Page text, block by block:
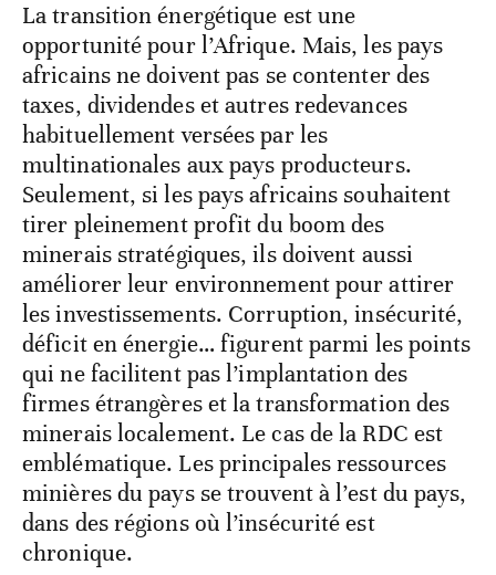
La transition énergétique est une
opportunité pour l’Afrique. Mais, les pays
africains ne doivent pas se contenter des
taxes, dividendes et autres redevances
habituellement versées par les
multinationales aux pays producteurs.
Seulement, si les pays africains souhaitent
tirer pleinement profit du boom des
minerais stratégiques, ils doivent aussi
améliorer leur environnement pour attirer
les investissements. Corruption, insécurité,
déficit en énergie… figurent parmi les points
qui ne facilitent pas l’implantation des
firmes étrangères et la transformation des
minerais localement. Le cas de la RDC est
emblématique. Les principales ressources
minières du pays se trouvent à l’est du pays,
dans des régions où l’insécurité est
chronique.